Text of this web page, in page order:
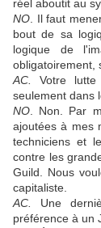
réel aboutit au
NO . Il faut
bout de sa
logique de
obligatoirement,
AC.
Votre
seulement dans
NO . Non. Par
ajoutées à mes
techniciens et
contre les
Guild. Nous
capitaliste.
AC.
Une
préférence à un